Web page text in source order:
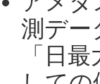
測デー
「日